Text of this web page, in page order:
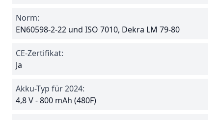
Norm:
EN60598-2-22 und ISO 7010, Dekra LM 79-80
CE-Zertifikat:
Ja
Akku-Typ für 2024:
4,8 V - 800 mAh (480F)